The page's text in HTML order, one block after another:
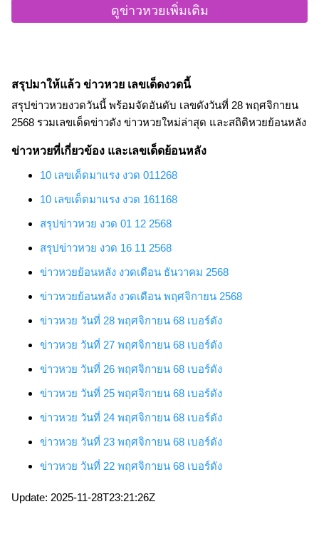
ดูข่าวหวยเพิ่มเติม
สรุปมาให้แล้ว ข่าวหวย เลขเด็ดงวดนี้
สรุปข่าวหวยงวดวันนี้ พร้อมจัดอันดับ เลขดังวันที่ 28 พฤศจิกายน
2568 รวมเลขเด็ดข่าวดัง ข่าวหวยใหม่ล่าสุด และสถิติหวยย้อนหลัง
ข่าวหวยที่เกี่ยวข้อง และเลขเด็ดย้อนหลัง
10 เลขเด็ดมาแรง งวด 011268
10 เลขเด็ดมาแรง งวด 161168
สรุปข่าวหวย งวด 01 12 2568
สรุปข่าวหวย งวด 16 11 2568
ข่าวหวยย้อนหลัง งวดเดือน ธันวาคม 2568
ข่าวหวยย้อนหลัง งวดเดือน พฤศจิกายน 2568
ข่าวหวย วันที่ 28 พฤศจิกายน 68 เบอร์ดัง
ข่าวหวย วันที่ 27 พฤศจิกายน 68 เบอร์ดัง
ข่าวหวย วันที่ 26 พฤศจิกายน 68 เบอร์ดัง
ข่าวหวย วันที่ 25 พฤศจิกายน 68 เบอร์ดัง
ข่าวหวย วันที่ 24 พฤศจิกายน 68 เบอร์ดัง
ข่าวหวย วันที่ 23 พฤศจิกายน 68 เบอร์ดัง
ข่าวหวย วันที่ 22 พฤศจิกายน 68 เบอร์ดัง
Update: 2025-11-28T23:21:26Z